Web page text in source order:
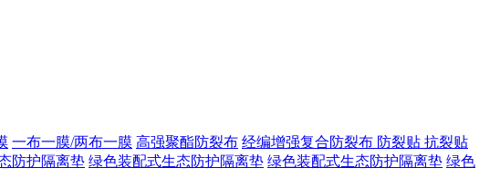
一布一膜/两布一膜 高强聚酯防裂布 经编增强复合防裂布 防裂贴 抗裂贴
防护隔离垫 绿色装配式生态防护隔离垫 绿色装配式生态防护隔离垫 绿色